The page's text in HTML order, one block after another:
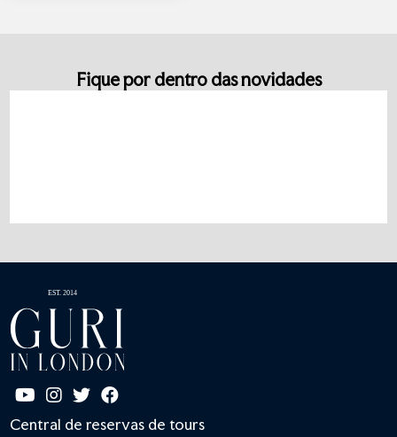
Fique por dentro das novidades
Central de reservas de tours